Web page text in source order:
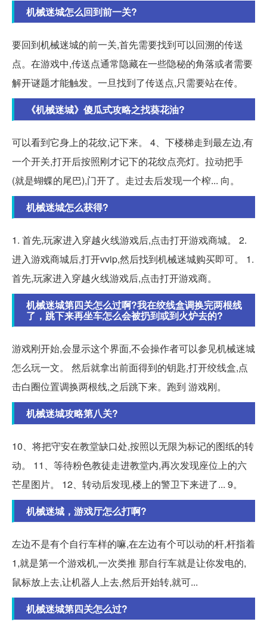
机械迷城怎么回到前一关?
要回到机械迷城的前一关,首先需要找到可以回溯的传送
点。在游戏中,传送点通常隐藏在一些隐秘的角落或者需要
解开谜题才能触发。一旦找到了传送点,只需要站在传。
《机械迷城》傻瓜式攻略之找葵花油?
可以看到它身上的花纹,记下来。 4、下楼梯走到最左边,有
一个开关,打开后按照刚才记下的花纹点亮灯。拉动把手
(就是蝴蝶的尾巴),门开了。走过去后发现一个榨... 向。
机械迷城怎么获得?
1. 首先,玩家进入穿越火线游戏后,点击打开游戏商城。 2.
进入游戏商城后,打开vvip,然后找到机械迷城购买即可。 1.
首先,玩家进入穿越火线游戏后,点击打开游戏商。
机械迷城第四关怎么过啊?我在绞线盒调换完两根线
了，跳下来再坐车怎么会被扔到或到火炉去的?
游戏刚开始,会显示这个界面,不会操作者可以参见机械迷城
怎么玩一文。 然后就拿出前面得到的钥匙,打开绞线盒,点
击白圈位置调换两根线,之后跳下来。跑到 游戏刚。
机械迷城攻略第八关?
10、将把守安在教堂缺口处,按照以无限为标记的图纸的转
动。 11、等待粉色教徒走进教堂内,再次发现座位上的六
芒星图片。 12、转动后发现,楼上的警卫下来进了... 9。
机械迷城，游戏厅怎么打啊?
左边不是有个自行车样的嘛,在左边有个可以动的杆,杆指着
1,就是第一个游戏机,一次类推 那自行车就是让你发电的,
鼠标放上去,让机器人上去,然后开始转,就可...
机械迷城第四关怎么过?